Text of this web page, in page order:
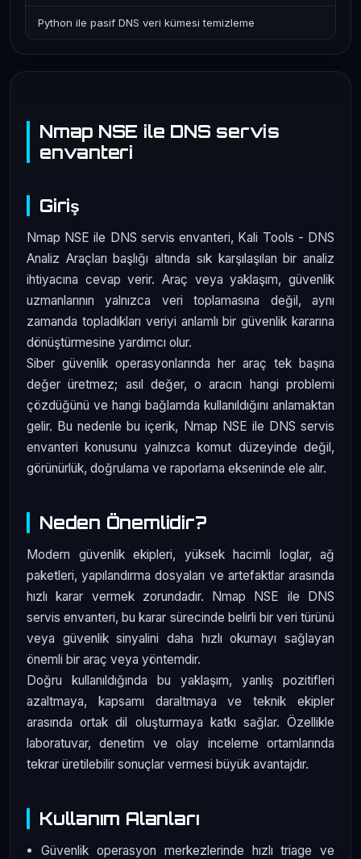
Nmap NSE ile DNS servis
envanteri
Giriş
Nmap NSE ile DNS servis envanteri, Kali Tools - DNS
Analiz Araçları başlığı altında sık karşılaşılan bir analiz
ihtiyacına cevap verir. Araç veya yaklaşım, güvenlik
uzmanlarının yalnızca veri toplamasına değil, aynı
zamanda topladıkları veriyi anlamlı bir güvenlik kararına
dönüştürmesine yardımcı olur.
Siber güvenlik operasyonlarında her araç tek başına
değer üretmez; asıl değer, o aracın hangi problemi
çözdüğünü ve hangi bağlamda kullanıldığını anlamaktan
gelir. Bu nedenle bu içerik, Nmap NSE ile DNS servis
envanteri konusunu yalnızca komut düzeyinde değil,
görünürlük, doğrulama ve raporlama ekseninde ele alır.
Neden Önemlidir?
Modern güvenlik ekipleri, yüksek hacimli loglar, ağ
paketleri, yapılandırma dosyaları ve artefaktlar arasında
hızlı karar vermek zorundadır. Nmap NSE ile DNS
servis envanteri, bu karar sürecinde belirli bir veri türünü
veya güvenlik sinyalini daha hızlı okumayı sağlayan
önemli bir araç veya yöntemdir.
Doğru kullanıldığında bu yaklaşım, yanlış pozitifleri
azaltmaya, kapsamı daraltmaya ve teknik ekipler
arasında ortak dil oluşturmaya katkı sağlar. Özellikle
laboratuvar, denetim ve olay inceleme ortamlarında
tekrar üretilebilir sonuçlar vermesi büyük avantajdır.
Kullanım Alanları
Güvenlik operasyon merkezlerinde hızlı triage ve
Python ile pasif DNS veri kümesi temizleme